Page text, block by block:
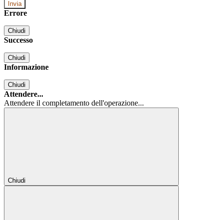
Errore
Chiudi
Successo
Chiudi
Informazione
Chiudi
Attendere...
Attendere il completamento dell'operazione...
Chiudi